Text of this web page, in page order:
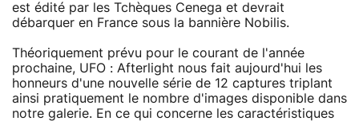
est édité par les Tchèques Cenega et devrait
débarquer en France sous la bannière Nobilis.
Théoriquement prévu pour le courant de l'année
prochaine, UFO : Afterlight nous fait aujourd'hui les
honneurs d'une nouvelle série de 12 captures triplant
ainsi pratiquement le nombre d'images disponible dans
notre galerie. En ce qui concerne les caractéristiques